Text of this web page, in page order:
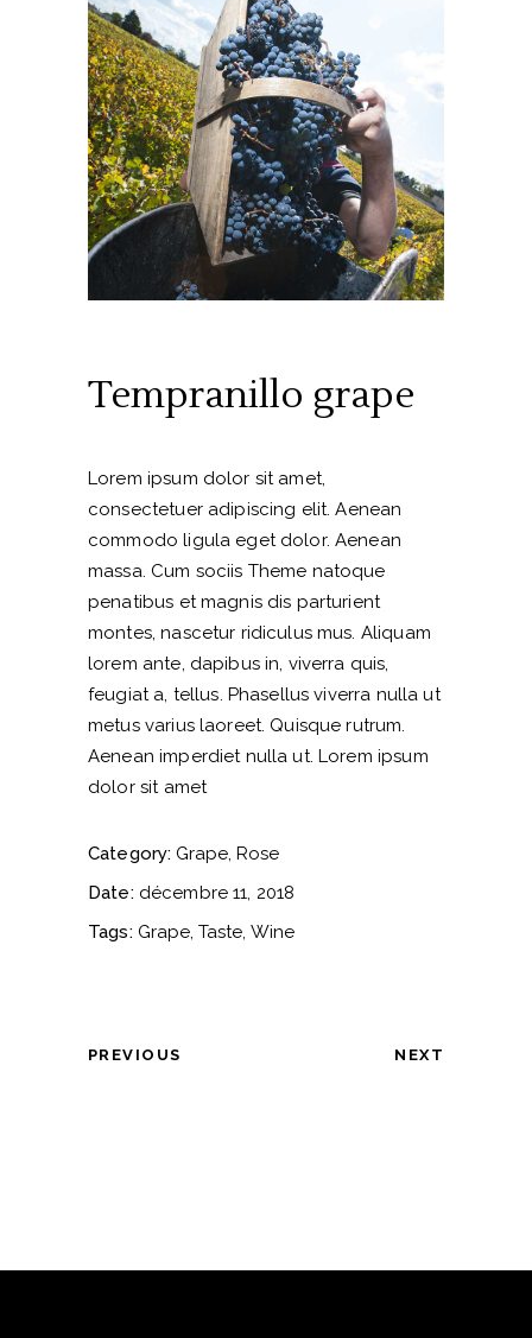
Tempranillo grape
Lorem ipsum dolor sit amet,
consectetuer adipiscing elit. Aenean
commodo ligula eget dolor. Aenean
massa. Cum sociis Theme natoque
penatibus et magnis dis parturient
montes, nascetur ridiculus mus. Aliquam
lorem ante, dapibus in, viverra quis,
feugiat a, tellus. Phasellus viverra nulla ut
metus varius laoreet. Quisque rutrum.
Aenean imperdiet nulla ut. Lorem ipsum
dolor sit amet
Category: Grape Rose
Date: décembre 11, 2018
Tags: Grape Taste Wine
PREVIOUS NEXT